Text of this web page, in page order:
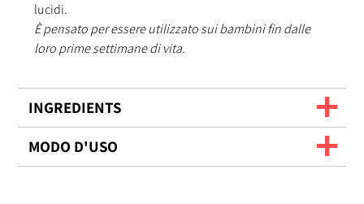
lucidi.
È pensato per essere utilizzato sui bambini fin dalle
loro prime settimane di vita.
INGREDIENTS
MODO D'USO